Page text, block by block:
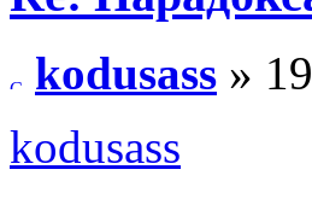
kodusass »
kodusass